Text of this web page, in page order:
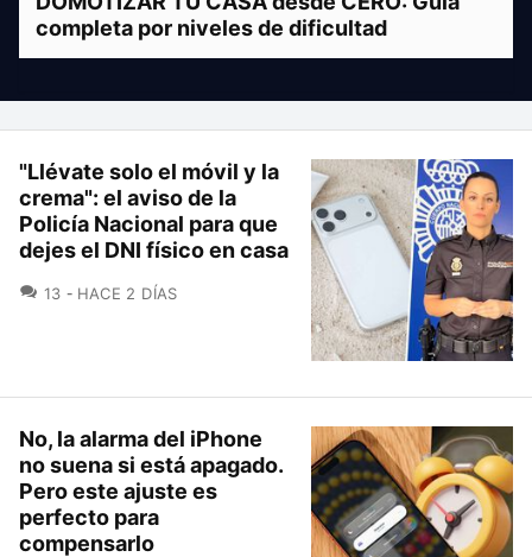
completa por niveles de dificultad
"Llévate solo el móvil y la
crema": el aviso de la
Policía Nacional para que
dejes el DNI físico en casa
13 COMENTARIOS
HACE 2 DÍAS
No, la alarma del iPhone
no suena si está apagado.
Pero este ajuste es
perfecto para
compensarlo